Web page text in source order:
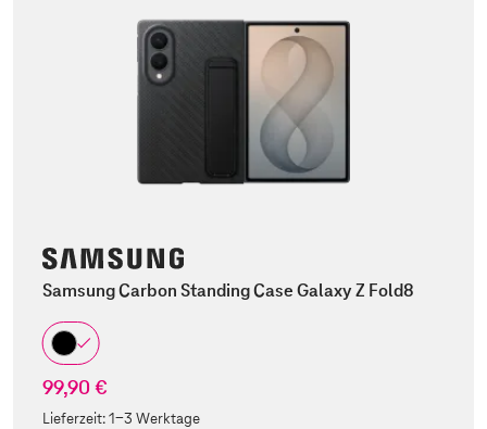
Samsung Carbon Standing Case Galaxy Z Fold8
99,90 €
Lieferzeit:1-3 Werktage